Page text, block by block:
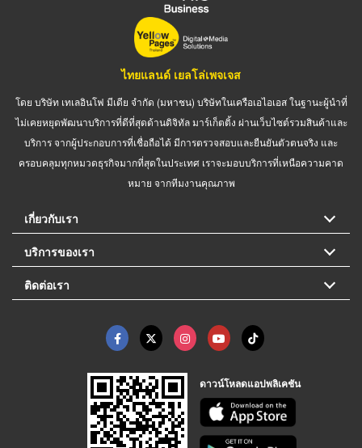
ไทยแลนด์ เยลโล่เพจเจส
โดย บริษัท เทเลอินโฟ มีเดีย จำกัด (มหาชน) บริษัทในเครือเอไอเอส ในฐานะผู้นำที่
ไม่เคยหยุดพัฒนาบริการที่ดีที่สุดด้านดิจิทัล มาร์เก็ตติ้ง ผ่านเว็บไซต์รวมสินค้าและ
บริการ จากผู้ประกอบการที่เชื่อถือได้ มีการตรวจสอบและยืนยันตัวตนจริง และ
ครอบคลุมทุกหมวดธุรกิจมากที่สุดในประเทศ เราจะมอบบริการที่เหนือความคาด
หมาย จากทีมงานคุณภาพ
เกี่ยวกับเรา
บริการของเรา
ติดต่อเรา
ดาวน์โหลดแอปพลิเคชัน